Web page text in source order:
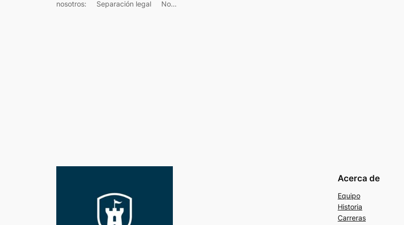
nosotros: Separación legal No…
Acerca de
Equipo
Historia
Carreras